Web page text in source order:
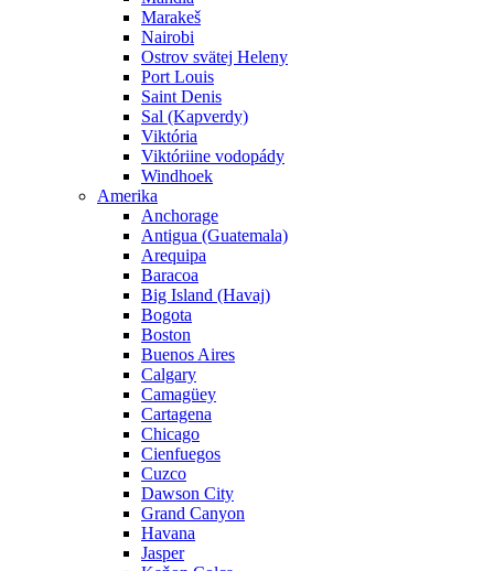
Marakeš
Nairobi
Ostrov svätej Heleny
Port Louis
Saint Denis
Sal (Kapverdy)
Viktória
Viktóriine vodopády
Windhoek
Amerika
Anchorage
Antigua (Guatemala)
Arequipa
Baracoa
Big Island (Havaj)
Bogota
Boston
Buenos Aires
Calgary
Camagüey
Cartagena
Chicago
Cienfuegos
Cuzco
Dawson City
Grand Canyon
Havana
Jasper